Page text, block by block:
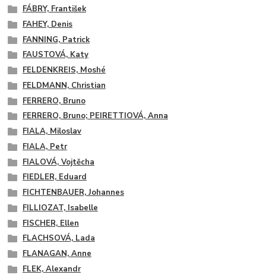
FÁBRY, František
FAHEY, Denis
FANNING, Patrick
FAUSTOVÁ, Katy
FELDENKREIS, Moshé
FELDMANN, Christian
FERRERO, Bruno
FERRERO, Bruno; PEIRETTIOVÁ, Anna
FIALA, Miloslav
FIALA, Petr
FIALOVÁ, Vojtěcha
FIEDLER, Eduard
FICHTENBAUER, Johannes
FILLIOZAT, Isabelle
FISCHER, Ellen
FLACHSOVÁ, Lada
FLANAGAN, Anne
FLEK, Alexandr